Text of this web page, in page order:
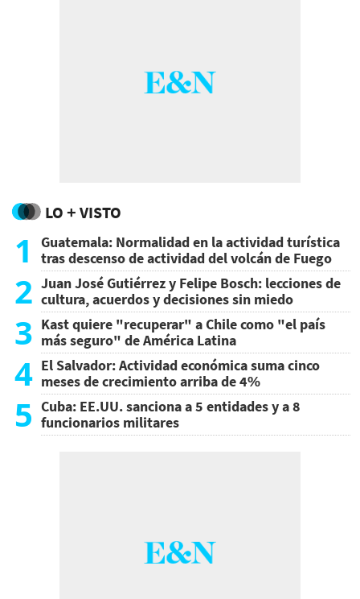
LO + VISTO
1
Guatemala: Normalidad en la actividad turística
tras descenso de actividad del volcán de Fuego
2 Juan José Gutiérrez y Felipe Bosch: lecciones de
cultura, acuerdos y decisiones sin miedo
3 Kast quiere "recuperar" a Chile como "el país
más seguro" de América Latina
4 El Salvador: Actividad económica suma cinco
meses de crecimiento arriba de 4%
5 Cuba: EE.UU. sanciona a 5 entidades y a 8
funcionarios militares